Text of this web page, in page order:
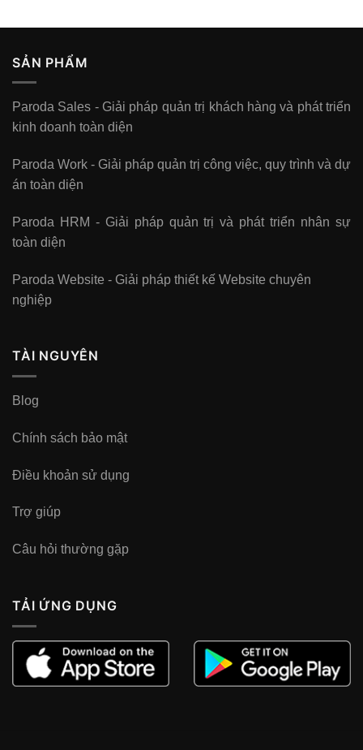
SẢN PHẨM
Paroda Sales - Giải pháp quản trị khách hàng và phát triển
kinh doanh toàn diện
Paroda Work - Giải pháp quản trị công việc, quy trình và dự
án toàn diện
Paroda HRM - Giải pháp quản trị và phát triển nhân sự
toàn diện
Paroda Website - Giải pháp thiết kế Website chuyên
nghiệp
TÀI NGUYÊN
Blog
Chính sách bảo mật
Điều khoản sử dụng
Trợ giúp
Câu hỏi thường gặp
TẢI ỨNG DỤNG